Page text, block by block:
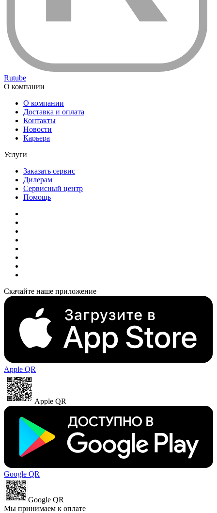
Rutube
О компании
О компании
Доставка и оплата
Контакты
Новости
Карьера
Услуги
Заказать сервис
Дилерам
Сервисный центр
Помощь
Скачайте наше приложение
Apple QR
Apple QR
Google QR
Google QR
Мы принимаем к оплате